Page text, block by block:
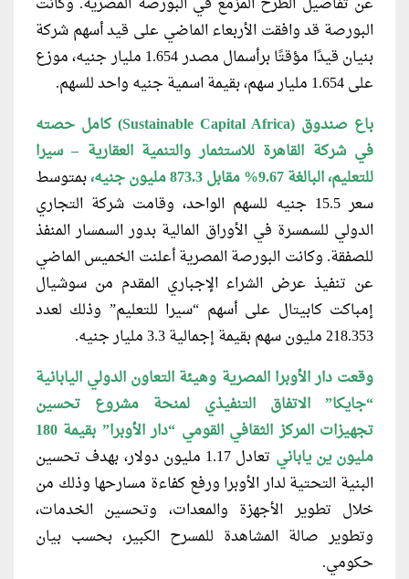
البورصة قد وافقت الأربعاء الماضي على قيد أسهم شركة
بنيان قيدًا مؤقتًا برأسمال مصدر 1.654 مليار جنيه، موزع
على 1.654 مليار سهم، بقيمة اسمية جنيه واحد للسهم.
باع صندوق (Sustainable Capital Africa)
كامل حصته
في شركة القاهرة للاستثمار والتنمية العقارية – سيرا
للتعليم، البالغة 9.67% مقابل 873.3 مليون جنيه،
بمتوسط
سعر 15.5 جنيه للسهم الواحد، وقامت شركة التجاري
الدولي للسمسرة في الأوراق المالية بدور السمسار المنفذ
للصفقة. وكانت البورصة المصرية أعلنت الخميس الماضي
عن تنفيذ عرض الشراء الإجباري المقدم من سوشيال
إمباكت كابيتال على أسهم “سيرا للتعليم” وذلك لعدد
218.353 مليون سهم بقيمة إجمالية 3.3 مليار جنيه.
وقعت دار الأوبرا المصرية وهيئة التعاون الدولي اليابانية
“جايكا” الاتفاق التنفيذي لمنحة مشروع تحسين
تجهيزات المركز الثقافي القومي “دار الأوبرا” بقيمة 180
مليون ين ياباني
تعادل 1.17 مليون دولار، بهدف تحسين
البنية التحتية لدار الأوبرا ورفع كفاءة مسارحها وذلك من
خلال تطوير الأجهزة والمعدات، وتحسين الخدمات،
وتطوير صالة المشاهدة للمسرح الكبير، بحسب بيان
حكومي.